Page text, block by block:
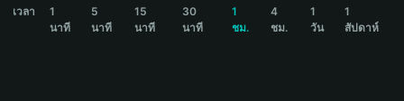
เวลา
1
นาที
5
นาที
15
นาที
30
นาที
1
ชม.
4
ชม.
1
วัน
1
สัปดาห์